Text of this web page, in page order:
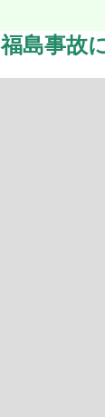
福島事故